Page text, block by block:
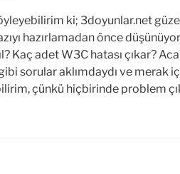
ki; 3doyunlar.net
hazırlamadan önce
Kaç adet W3C hatası çıkar?
gibi sorular aklımdaydı ve merak
çünkü hiçbirinde problem